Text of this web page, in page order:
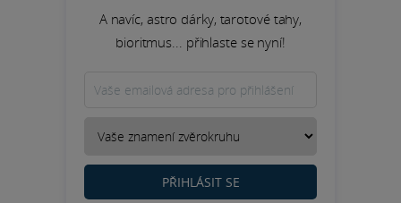
A navíc, astro dárky, tarotové tahy,
bioritmus... přihlaste se nyní!
PŘIHLÁSIT SE